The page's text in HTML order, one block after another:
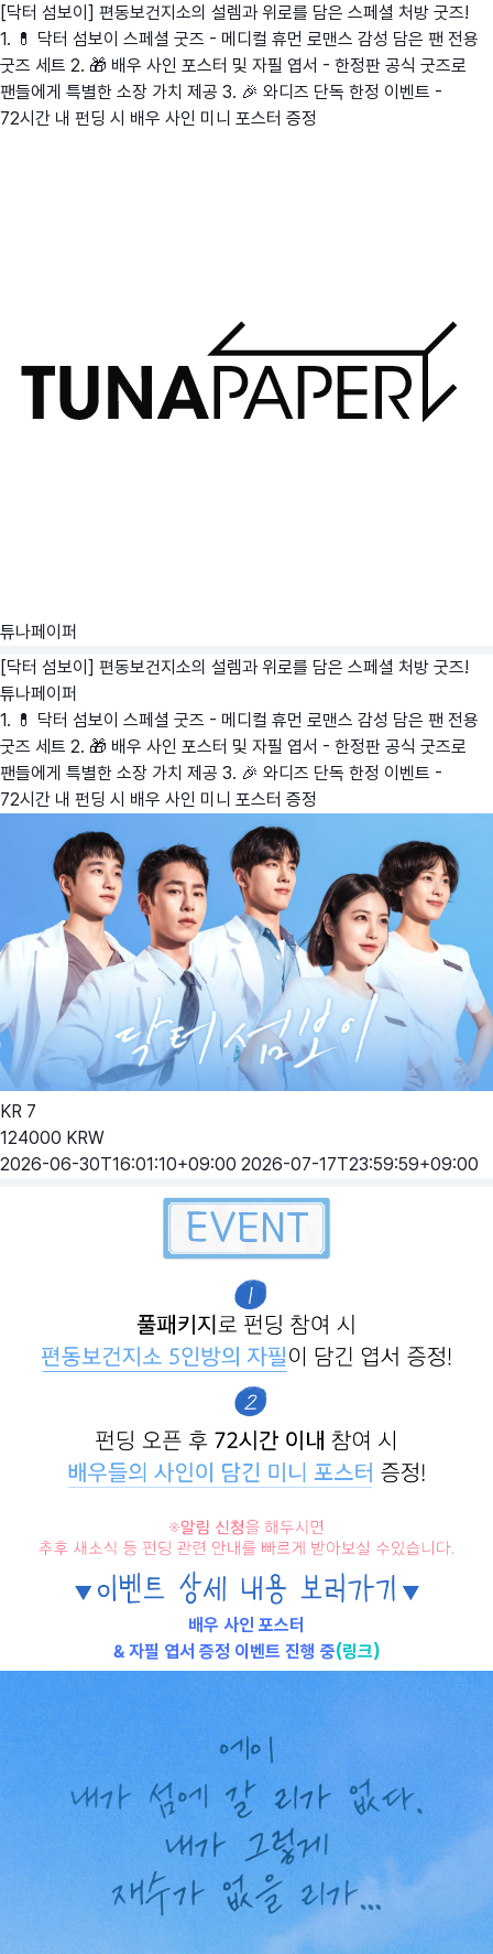
[닥터 섬보이] 편동보건지소의 설렘과 위로를 담은 스페셜 처방 굿즈!
1. 💊 닥터 섬보이 스페셜 굿즈 - 메디컬 휴먼 로맨스 감성 담은 팬 전용
굿즈 세트 2. 🎁 배우 사인 포스터 및 자필 엽서 - 한정판 공식 굿즈로
팬들에게 특별한 소장 가치 제공 3. 🎉 와디즈 단독 한정 이벤트 -
72시간 내 펀딩 시 배우 사인 미니 포스터 증정
튜나페이퍼
[닥터 섬보이] 편동보건지소의 설렘과 위로를 담은 스페셜 처방 굿즈!
튜나페이퍼
1. 💊 닥터 섬보이 스페셜 굿즈 - 메디컬 휴먼 로맨스 감성 담은 팬 전용
굿즈 세트 2. 🎁 배우 사인 포스터 및 자필 엽서 - 한정판 공식 굿즈로
팬들에게 특별한 소장 가치 제공 3. 🎉 와디즈 단독 한정 이벤트 -
72시간 내 펀딩 시 배우 사인 미니 포스터 증정
KR 7
124000 KRW
2026-06-30T16:01:10+09:00 2026-07-17T23:59:59+09:00
배우 사인 포스터
& 자필 엽서 증정 이벤트 진행 중(링크)